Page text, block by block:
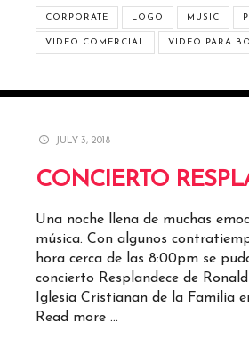
CORPORATE LOGO MUSIC
VIDEO COMERCIAL VIDEO PARA
JULY 3, 2018
CONCIERTO
Una noche llena de muchas
música. Con algunos
hora cerca de las 8:00pm se
concierto Resplandece de
Iglesia Cristianan de la Familia
Read more …